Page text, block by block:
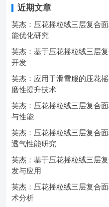
近期文章
英杰：压花摇粒绒三层复合
能优化研究
英杰：基于压花摇粒绒三层
开发
英杰：应用于滑雪服的压花
磨性提升技术
英杰：压花摇粒绒三层复合
与性能
英杰：压花摇粒绒三层复合
透气性能研究
英杰：基于压花摇粒绒三层
发与应用
英杰：压花摇粒绒三层复合
术分析